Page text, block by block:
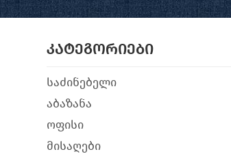
კატეგორიები
საძინებელი
აბაზანა
ოფისი
მისაღები